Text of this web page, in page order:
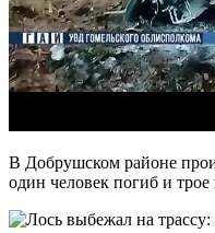
В Добрушском районе
один человек погиб и